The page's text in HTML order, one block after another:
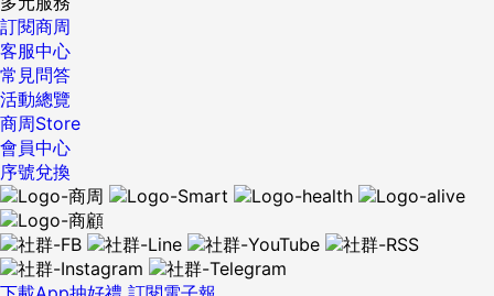
訂閱商周
客服中心
常見問答
活動總覽
商周Store
會員中心
序號兌換